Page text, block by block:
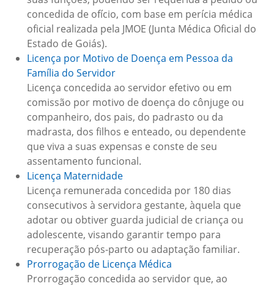
concedida de ofício, com base em perícia médica
oficial realizada pela JMOE (Junta Médica Oficial do
Estado de Goiás).
Licença por Motivo de Doença em Pessoa da
Família do Servidor
Licença concedida ao servidor efetivo ou em
comissão por motivo de doença do cônjuge ou
companheiro, dos pais, do padrasto ou da
madrasta, dos filhos e enteado, ou dependente
que viva a suas expensas e conste de seu
assentamento funcional.
Licença Maternidade
Licença remunerada concedida por 180 dias
consecutivos à servidora gestante, àquela que
adotar ou obtiver guarda judicial de criança ou
adolescente, visando garantir tempo para
recuperação pós-parto ou adaptação familiar.
Prorrogação de Licença Médica
Prorrogação concedida ao servidor que, ao